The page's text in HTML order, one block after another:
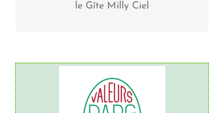
le Gîte Milly Ciel
Visiter